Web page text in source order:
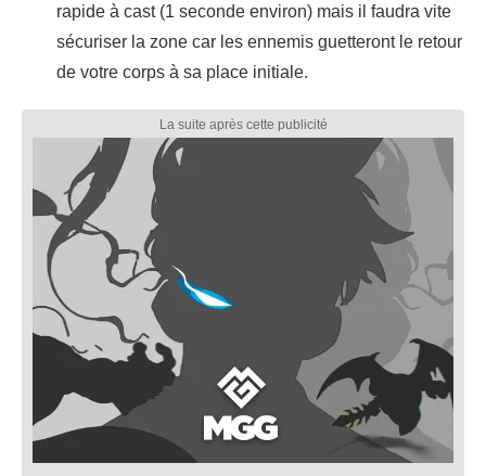
rapide à cast (1 seconde environ) mais il faudra vite
sécuriser la zone car les ennemis guetteront le retour
de votre corps à sa place initiale.